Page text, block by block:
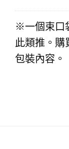
※一個束口
此類推。購
包裝內容。